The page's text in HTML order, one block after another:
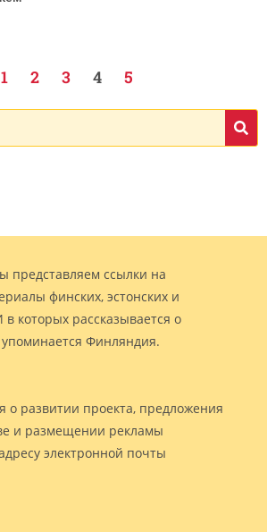
1 2 3 4 5
представляем ссылки на
финских, эстонских и
которых рассказывается о
Финляндия.
о развитии проекта, предложения
и размещении рекламы
электронной почты